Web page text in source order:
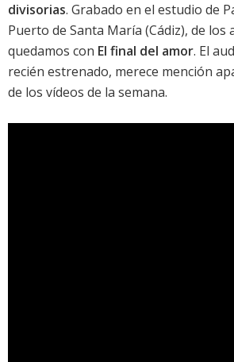
divisorias. Grabado en el estudio de
Puerto de Santa María (Cádiz), de los
quedamos con El final del amor. El
recién estrenado, merece mención
de los vídeos de la semana.